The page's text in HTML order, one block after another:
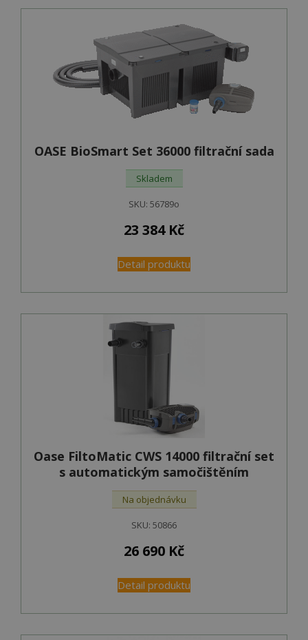
OASE BioSmart Set 36000 filtrační sada
Skladem
SKU: 56789o
23 384 Kč
Detail produktu
Oase FiltoMatic CWS 14000 filtrační set
s automatickým samočištěním
Na objednávku
SKU: 50866
26 690 Kč
Detail produktu